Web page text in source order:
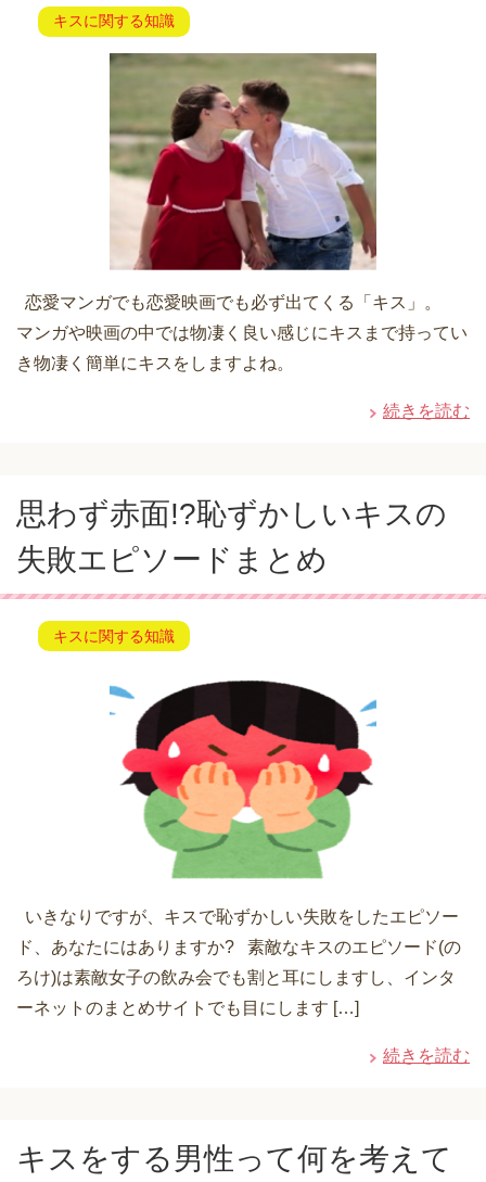
キスに関する知識
恋愛マンガでも恋愛映画でも必ず出てくる「キス」。
マンガや映画の中では物凄く良い感じにキスまで持ってい
き物凄く簡単にキスをしますよね。
続きを読む
思わず赤面!?恥ずかしいキスの
失敗エピソードまとめ
キスに関する知識
いきなりですが、キスで恥ずかしい失敗をしたエピソー
ド、あなたにはありますか? 素敵なキスのエピソード(の
ろけ)は素敵女子の飲み会でも割と耳にしますし、インタ
ーネットのまとめサイトでも目にします […]
続きを読む
キスをする男性って何を考えて